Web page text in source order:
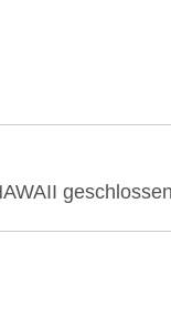
geschlossen